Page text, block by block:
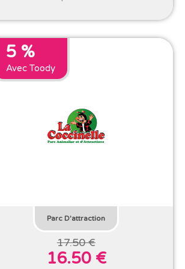
5 %
Avec Toody
Parc D'attraction
17.50 €
16.50 €